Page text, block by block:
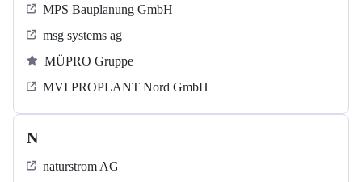
MPS Bauplanung GmbH
msg systems ag
MÜPRO Gruppe
MVI PROPLANT Nord GmbH
N
naturstrom AG